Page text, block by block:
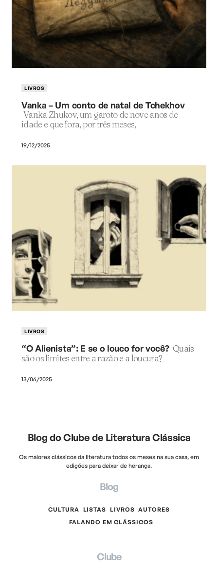
LIVROS
Vanka – Um conto de natal de Tchekhov
Vanka Zhukov, um garoto de nove anos de
idade e que fora, por três meses,
19/12/2025
LIVROS
“O Alienista”: E se o louco for você? Quais
são os limites entre a razão e a loucura?
13/06/2025
Blog do Clube de Literatura Clássica
Os maiores clássicos da literatura todos os meses na sua casa, em
edições para deixar de herança.
Blog
CULTURA LISTAS LIVROS AUTORES
FALANDO EM CLÁSSICOS
Clube